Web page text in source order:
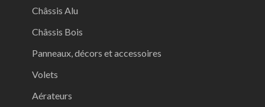
Châssis Alu
Châssis Bois
Panneaux, décors et accessoires
Volets
Aérateurs